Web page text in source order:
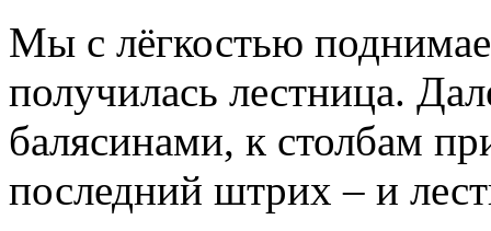
Мы с лёгкостью
получилась лестница.
балясинами, к столбам
последний штрих – и